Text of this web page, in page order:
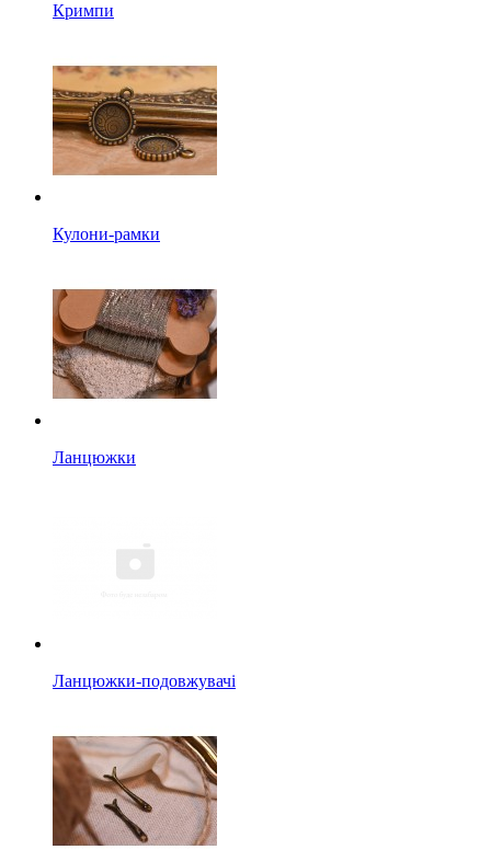
Кримпи
Кулони-рамки
Ланцюжки
Ланцюжки-подовжувачі